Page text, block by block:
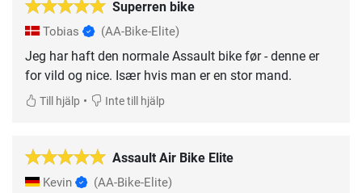
Superren bike
Tobias (AA-Bike-Elite)
Jeg har haft den normale Assault bike før - denne er
for vild og nice. Især hvis man er en stor mand.
Till hjälp • Inte till hjälp
Assault Air Bike Elite
Kevin (AA-Bike-Elite)